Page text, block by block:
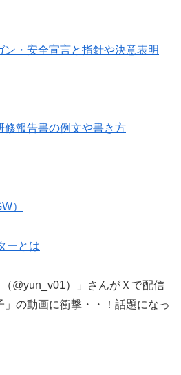
・安全宣言と指針や決意表明
修報告書の例文や書き方
）
ーとは
@yun_v01）」さんがＸで配信
」の動画に衝撃・・！話題になっ